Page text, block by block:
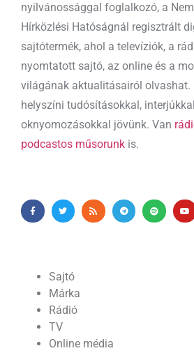
nyilvánossággal foglalkozó, a
Hírközlési Hatóságnál regisztrált
sajtótermék, ahol a televíziók, a
nyomtatott sajtó, az online és a
világának aktualitásairól olvashat.
helyszíni tudósításokkal,
oknyomozásokkal jövünk. Van
podcastos műsorunk is.
Sajtó
Márka
Rádió
TV
Online média